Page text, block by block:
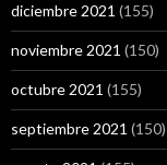
diciembre 2021 (155)
noviembre 2021 (150)
octubre 2021 (155)
septiembre 2021 (150)